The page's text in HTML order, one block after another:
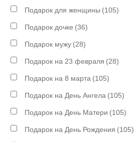
Подарок для женщины (105)
Подарок дочке (36)
Подарок мужу (28)
Подарок на 23 февраля (28)
Подарок на 8 марта (105)
Подарок на День Ангела (105)
Подарок на День Матери (105)
Подарок на День Рождения (105)